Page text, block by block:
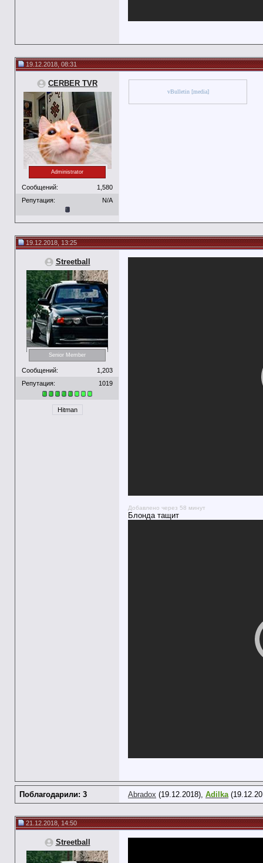
19.12.2018, 08:31
CERBER TVR
Administrator
Сообщений:
1,580
Репутация:
N/A
vBulletin [media]
19.12.2018, 13:25
Streetball
Senior Member
Сообщений:
1,203
Репутация:
1019
Hitman
Добавлено через 58 минут
Блонда тащит
Поблагодарили: 3 Abradox (19.12.2018), Adilka
21.12.2018, 14:50
Streetball